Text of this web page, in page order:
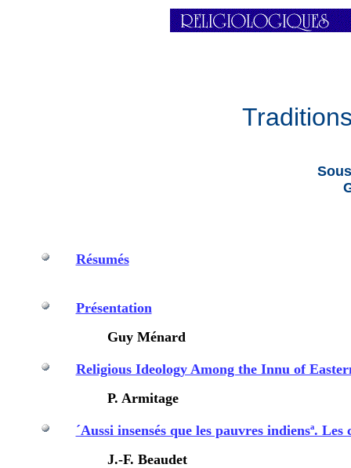
Résumés
Présentation
Guy Ménard
Religious Ideology Among the Innu of
P. Armitage
´Aussi insensés que les pauvres indiensª.
J.-F. Beaudet